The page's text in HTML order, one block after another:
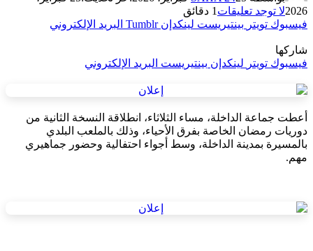
2026لا توجد تعليقات 1 دقائق
فيسبوك تويتر بينتيريست لينكدإن Tumblr البريد الإلكتروني
شاركها
فيسبوك تويتر لينكدإن بينتيريست البريد الإلكتروني
أعطت جماعة الداخلة، مساء الثلاثاء، انطلاقة النسخة الثانية من
دوريات رمضان الخاصة بفرق الأحياء، وذلك بالملعب البلدي
بالمسيرة بمدينة الداخلة، وسط أجواء احتفالية وحضور جماهيري
مهم.